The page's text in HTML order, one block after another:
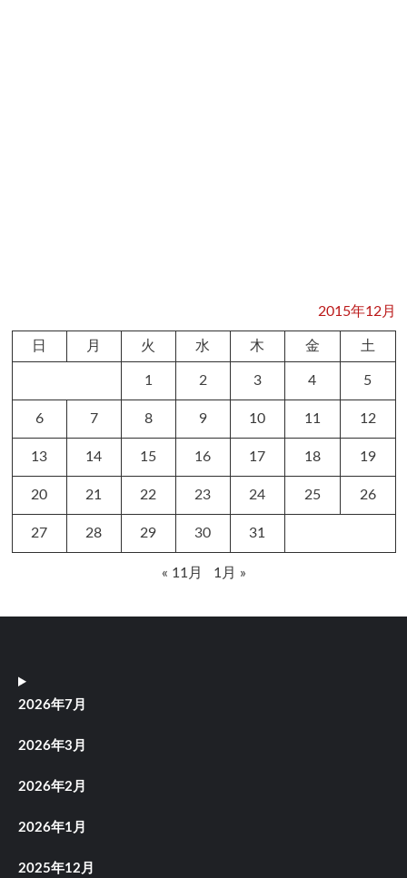
2015年12月
日 月 火 水 木 金 土
1 2 3 4 5
6 7 8 9 10 11 12
13 14 15 16 17 18 19
20 21 22 23 24 25 26
27 28 29 30 31
« 11月 1月 »
2026年7月
2026年3月
2026年2月
2026年1月
2025年12月